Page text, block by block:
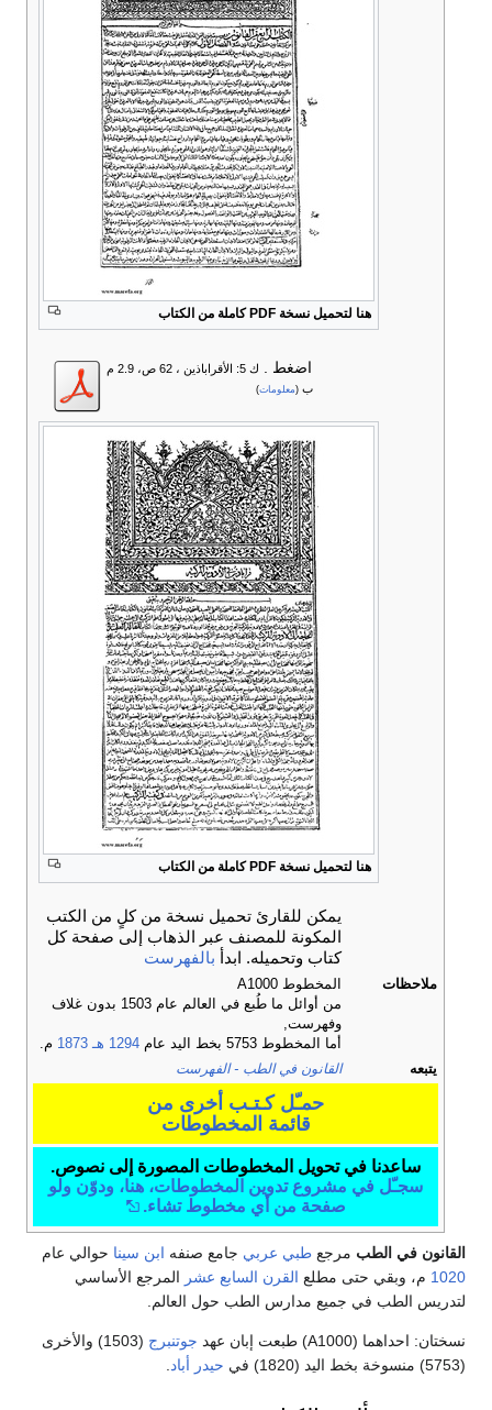
هنا لتحميل نسخة PDF كاملة من الكتاب
اضغط
هنا لتحميل نسخة PDF كاملة من الكتاب
ك 5: الأقراباذين ، 62 ص، 2.9 م
ب (معلومات)
يمكن للقارئ تحميل نسخة من كلٍ من الكتب
المكونة للمصنف عبر الذهاب إلى صفحة كل
كتاب وتحميله. ابدأ بالفهرست
ملاحظات
المخطوط A1000
من أوائل ما طُبع في العالم عام 1503 بدون غلاف
وفهرست,
أما المخطوط 5753 بخط اليد عام
1294 هـ 1873 م.
يتبعه
القانون في الطب - الفهرست
حمـّل كـتـب أخرى من
قائمة المخطوطات
ساعدنا في تحويل المخطوطات المصورة إلى نصوص.
سجـّل في مشروع تدوين المخطوطات، هنا، ودوّن ولو
صفحة من أي مخطوط تشاء.
القانون في الطب مرجع طبي عربي جامع صنفه ابن سينا حوالي عام
1020 م، وبقي حتى مطلع القرن السابع عشر المرجع الأساسي
لتدريس الطب في جميع مدارس الطب حول العالم.
نسختان: احداهما (A1000) طبعت إبان عهد جوتنبرج
(1503) والأخرى
(5753) منسوخة بخط اليد (1820) في
حيدر أباد